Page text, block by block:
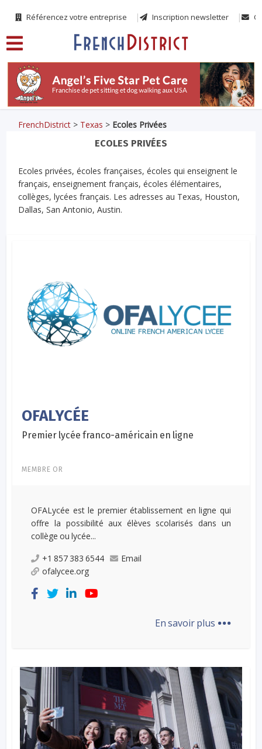
Référencez votre entreprise Inscription newsletter
FrenchDistrict > Texas > Ecoles Privées
ECOLES PRIVÉES
Ecoles privées, écoles françaises, écoles qui enseignent le
français, enseignement français, écoles élémentaires,
collèges, lycées français. Les adresses au Texas, Houston,
Dallas, San Antonio, Austin.
OFALYCÉE
Premier lycée franco-américain en ligne
MEMBRE OR
OFALycée est le premier établissement en ligne qui
offre la possibilité aux élèves scolarisés dans un
collège ou lycée...
+1 857 383 6544
Email
ofalycee.org
En savoir plus ...